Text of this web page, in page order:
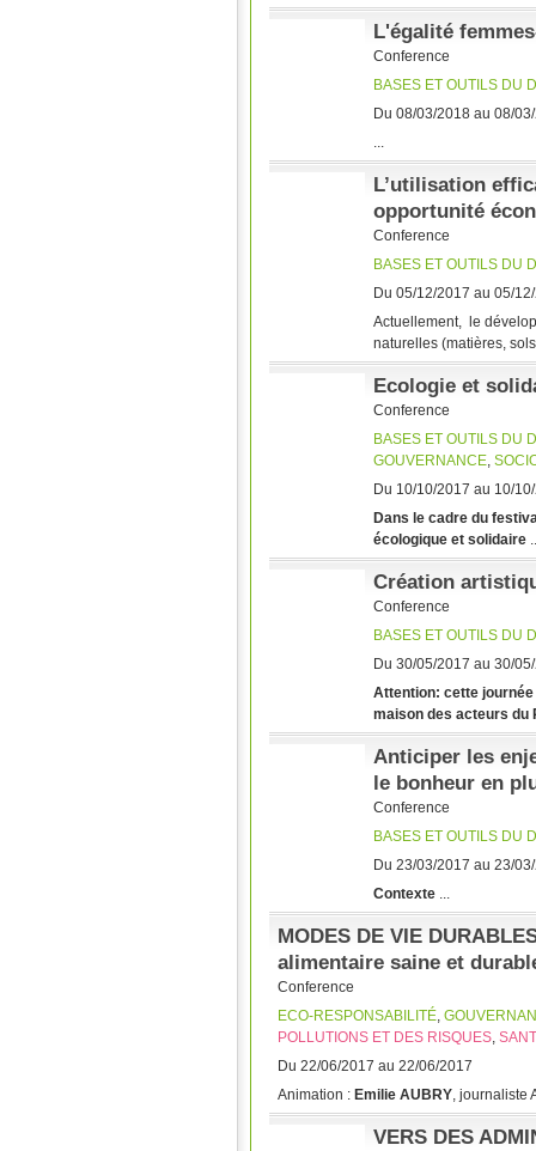
L'égalité
Conference
BASES ET OUTILS DU
Du 08/03/2018 au 08/
...
L’utilisation
opportunité
Conference
BASES ET OUTILS DU
Du 05/12/2017 au 05/
Actuellement, le
naturelles (matières,
Ecologie et
Conference
BASES ET OUTILS DU
GOUVERNANCE,
Du 10/10/2017 au 10/
Dans le cadre du
écologique et solidaire
Création
Conference
BASES ET OUTILS DU
Du 30/05/2017 au 30/
Attention: cette
maison des acteurs du
Anticiper les
le bonheur en
Conference
BASES ET OUTILS DU
Du 23/03/2017 au 23/
Contexte...
MODES DE VIE
alimentaire saine et
Conference
ECO-RESPONSABILITÉ,
POLLUTIONS ET DES RISQUES,
Du 22/06/2017 au 22/06/2017
Animation : Emilie AUBRY, journaliste
VERS DES